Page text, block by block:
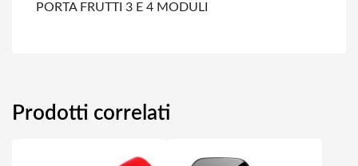
PORTA FRUTTI 3 E 4 MODULI
Prodotti correlati